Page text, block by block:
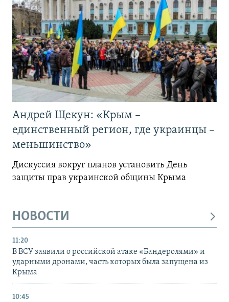
Андрей Щекун: «Крым –
единственный регион, где украинцы –
меньшинство»
Дискуссия вокруг планов установить День
защиты прав украинской общины Крыма
НОВОСТИ
11:20
В ВСУ заявили о российской атаке «Бандеролями» и
ударными дронами, часть которых была запущена из
Крыма
10:45